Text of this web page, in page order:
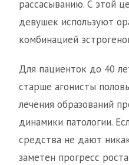
рассасыванию. С этой
девушек используют
комбинацией
Для пациенток до 40
старше агонисты
лечения образований
динамики патологии.
средства не дают
заметен прогресс